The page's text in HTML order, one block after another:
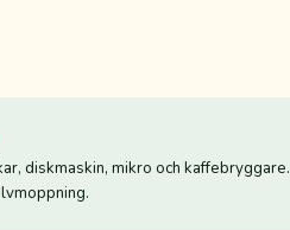
diskmaskin, mikro och kaffebryggare.